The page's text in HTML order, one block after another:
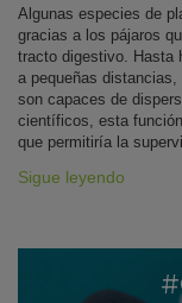
Algunas especies de
gracias a los pájaros
tracto digestivo. Hasta
a pequeñas
son capaces de
científicos, esta
que permitiría la
Sigue leyendo